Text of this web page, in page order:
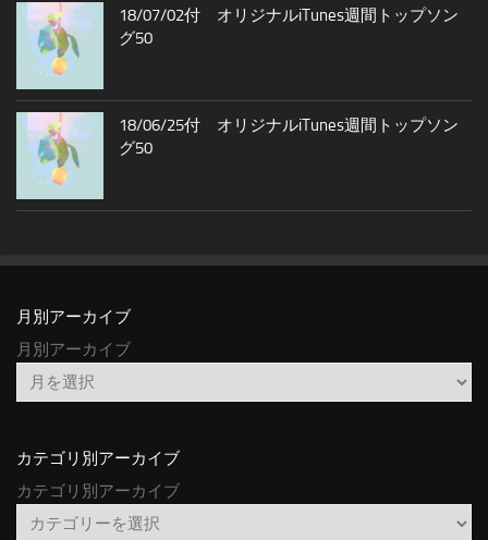
18/07/02付 オリジナルiTunes週間トップソン
グ50
18/06/25付 オリジナルiTunes週間トップソン
グ50
月別アーカイブ
月別アーカイブ
カテゴリ別アーカイブ
カテゴリ別アーカイブ